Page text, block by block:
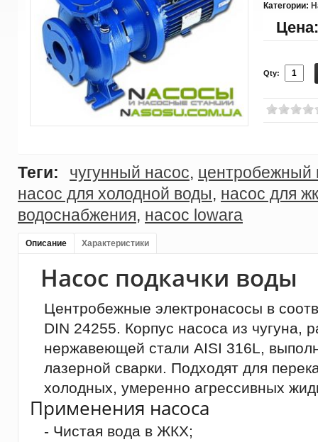
Категории:
Цена:
Qty:
Теги: чугунный насос, центробежный
насос для холодной воды, насос для
водоснабжения, насос lowara
Описание Характеристики
Насос подкачки воды
Центробежные электронасосы в
DIN 24255. Корпус насоса из чугуна,
нержавеющей стали AISI 316L,
лазерной сварки. Подходят для
холодных, умеренно агрессивных
Применения насоса
- Чистая вода в ЖКХ;